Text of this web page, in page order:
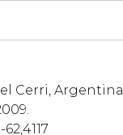
Cerri, Argentina.